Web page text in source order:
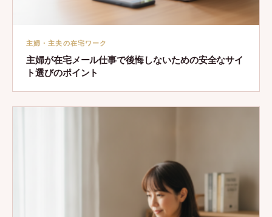
主婦・主夫の在宅ワーク
主婦が在宅メール仕事で後悔しないための安全なサイ
ト選びのポイント